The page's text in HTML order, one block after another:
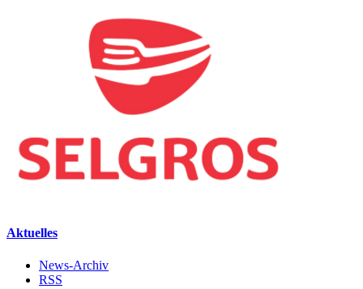
Aktuelles
News-Archiv
RSS